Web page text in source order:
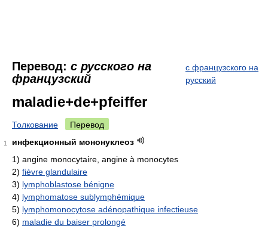
Перевод: с русского на
французский
с французского на
русский
maladie+de+pfeiffer
Толкование Перевод
1
инфекционный мононуклеоз
1) angine monocytaire, angine à monocytes
2) fièvre glandulaire
3) lymphoblastose bénigne
4) lymphomatose sublymphémique
5) lymphomonocytose adénopathique infectieuse
6) maladie du baiser prolongé